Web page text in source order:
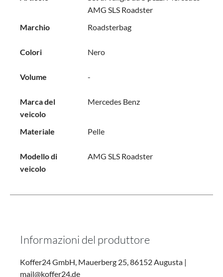
AMG SLS Roadster
Marchio
Roadsterbag
Colori Nero
Volume -
Marca del
veicolo
Mercedes Benz
Materiale Pelle
Modello di
veicolo
AMG SLS Roadster
Informazioni del produttore
Koffer24 GmbH, Mauerberg 25, 86152 Augusta |
mail@koffer24.de